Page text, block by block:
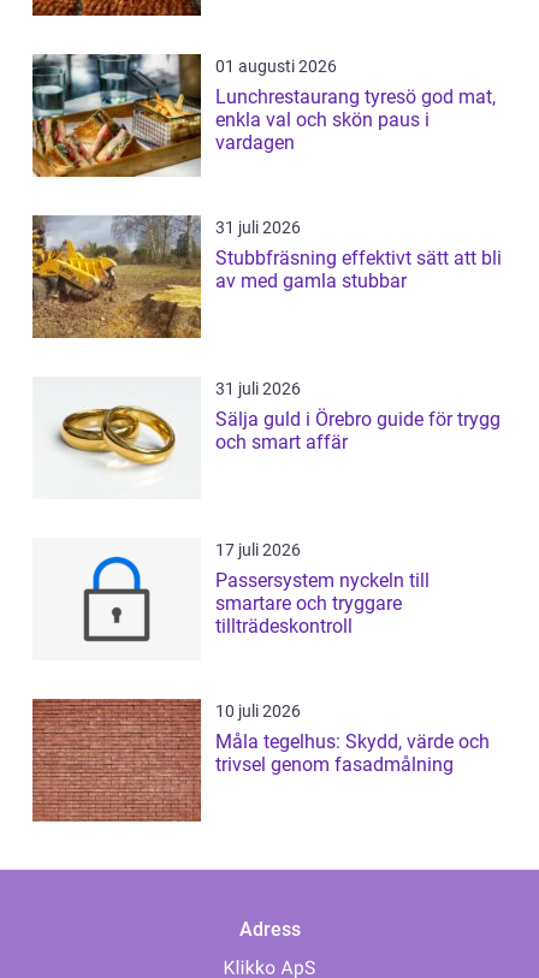
01 augusti 2026
Lunchrestaurang tyresö god mat,
enkla val och skön paus i
vardagen
31 juli 2026
Stubbfräsning effektivt sätt att bli
av med gamla stubbar
31 juli 2026
Sälja guld i Örebro guide för trygg
och smart affär
17 juli 2026
Passersystem nyckeln till
smartare och tryggare
tillträdeskontroll
10 juli 2026
Måla tegelhus: Skydd, värde och
trivsel genom fasadmålning
Adress